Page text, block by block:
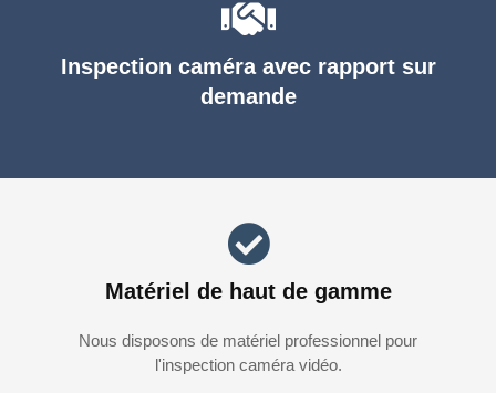
Inspection caméra avec rapport sur
demande
Matériel de haut de gamme
Nous disposons de matériel professionnel pour
l'inspection caméra vidéo.